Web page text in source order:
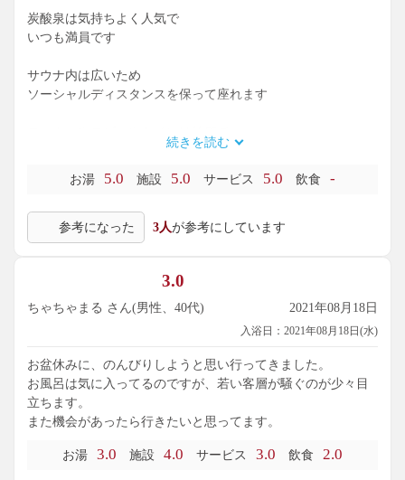
炭酸泉は気持ちよく人気で
いつも満員です
サウナ内は広いため
ソーシャルディスタンスを保って座れます
掃除も行き届いてる感じがします。
ただ電気風呂が無いのが残念ですが
これからも
続きを読む
お湯 5.0 施設 5.0 サービス 5.0 飲食 -
参考になった 3人が参考にしています
3.0
ちゃちゃまる さん(男性、40代) 2021年08月18日
入浴日：2021年08月18日(水)
お盆休みに、のんびりしようと思い行ってきました。
お風呂は気に入ってるのですが、若い客層が騒ぐのが少々目
立ちます。
また機会があったら行きたいと思ってます。
お湯 3.0 施設 4.0 サービス 3.0 飲食 2.0